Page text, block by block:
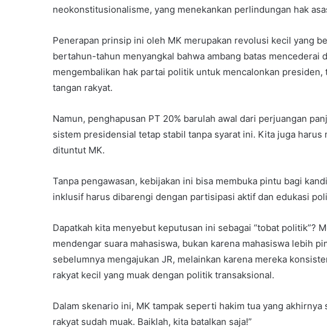
neokonstitusionalisme, yang menekankan perlindungan hak
Penerapan prinsip ini oleh MK merupakan revolusi kecil yang
bertahun-tahun menyangkal bahwa ambang batas mencederai
mengembalikan hak partai politik untuk mencalonkan
tangan rakyat.
Namun, penghapusan PT 20% barulah awal dari perjuangan
sistem presidensial tetap stabil tanpa syarat ini. Kita juga harus
dituntut MK.
Tanpa pengawasan, kebijakan ini bisa membuka pintu bagi
inklusif harus dibarengi dengan partisipasi aktif dan edukasi
Dapatkah kita menyebut keputusan ini sebagai “tobat politik”?
mendengar suara mahasiswa, bukan karena mahasiswa lebih
sebelumnya mengajukan JR, melainkan karena mereka
rakyat kecil yang muak dengan politik transaksional.
Dalam skenario ini, MK tampak seperti hakim tua yang
rakyat sudah muak. Baiklah, kita batalkan saja!”